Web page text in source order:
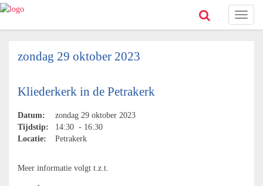
Toggle
zondag 29 oktober 2023
Kliederkerk in de Petrakerk
Datum:
zondag 29 oktober 2023
Tijdstip:
14:30 - 16:30
Locatie:
Petrakerk
Meer informatie volgt t.z.t.